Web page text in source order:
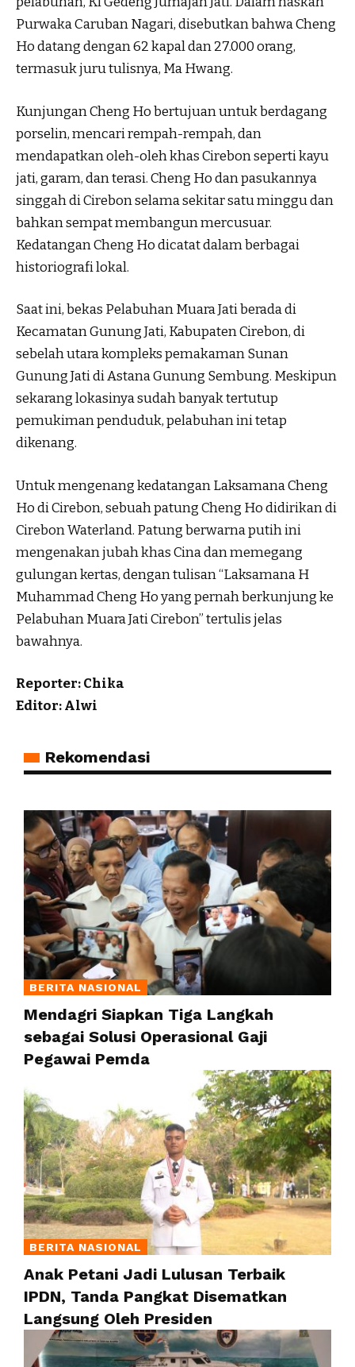
Purwaka Caruban Nagari, disebutkan bahwa Cheng
Ho datang dengan 62 kapal dan 27.000 orang,
termasuk juru tulisnya, Ma Hwang.
Kunjungan Cheng Ho bertujuan untuk berdagang
porselin, mencari rempah-rempah, dan
mendapatkan oleh-oleh khas Cirebon seperti kayu
jati, garam, dan terasi. Cheng Ho dan pasukannya
singgah di Cirebon selama sekitar satu minggu dan
bahkan sempat membangun mercusuar.
Kedatangan Cheng Ho dicatat dalam berbagai
historiografi lokal.
Saat ini, bekas Pelabuhan Muara Jati berada di
Kecamatan Gunung Jati, Kabupaten Cirebon, di
sebelah utara kompleks pemakaman Sunan
Gunung Jati di Astana Gunung Sembung. Meskipun
sekarang lokasinya sudah banyak tertutup
pemukiman penduduk, pelabuhan ini tetap
dikenang.
Untuk mengenang kedatangan Laksamana Cheng
Ho di Cirebon, sebuah patung Cheng Ho didirikan di
Cirebon Waterland. Patung berwarna putih ini
mengenakan jubah khas Cina dan memegang
gulungan kertas, dengan tulisan “Laksamana H
Muhammad Cheng Ho yang pernah berkunjung ke
Pelabuhan Muara Jati Cirebon” tertulis jelas
bawahnya.
Reporter: Chika
Editor: Alwi
Rekomendasi
BERITA NASIONAL
Mendagri Siapkan Tiga Langkah
sebagai Solusi Operasional Gaji
Pegawai Pemda
BERITA NASIONAL
Anak Petani Jadi Lulusan Terbaik
IPDN, Tanda Pangkat Disematkan
Langsung Oleh Presiden